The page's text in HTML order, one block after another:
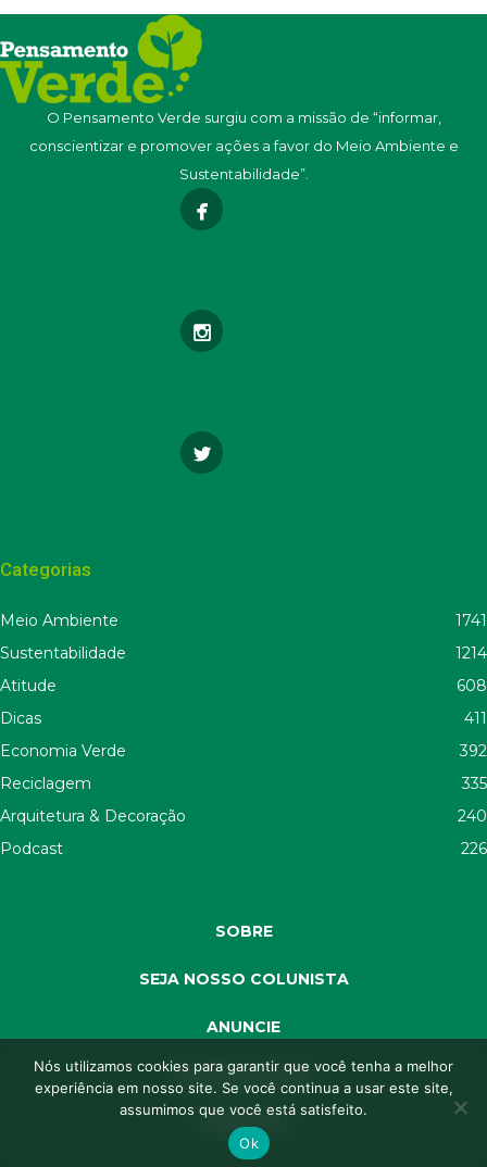
O Pensamento Verde surgiu com a missão de “informar,
conscientizar e promover ações a favor do Meio Ambiente e
Sustentabilidade”.
Categorias
Meio Ambiente
1741
Sustentabilidade
1214
Atitude
608
Dicas
411
Economia Verde
392
Reciclagem
335
Arquitetura & Decoração
240
Podcast
226
SOBRE
SEJA NOSSO COLUNISTA
ANUNCIE
SEJA APOIADOR
CONTATO
Nós utilizamos cookies para garantir que você tenha a melhor
experiência em nosso site. Se você continua a usar este site,
assumimos que você está satisfeito.
Ok